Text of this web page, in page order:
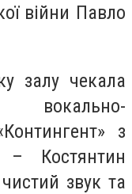
війни Павло
залу чекала
вокально-
з
– Костянтин
звук та